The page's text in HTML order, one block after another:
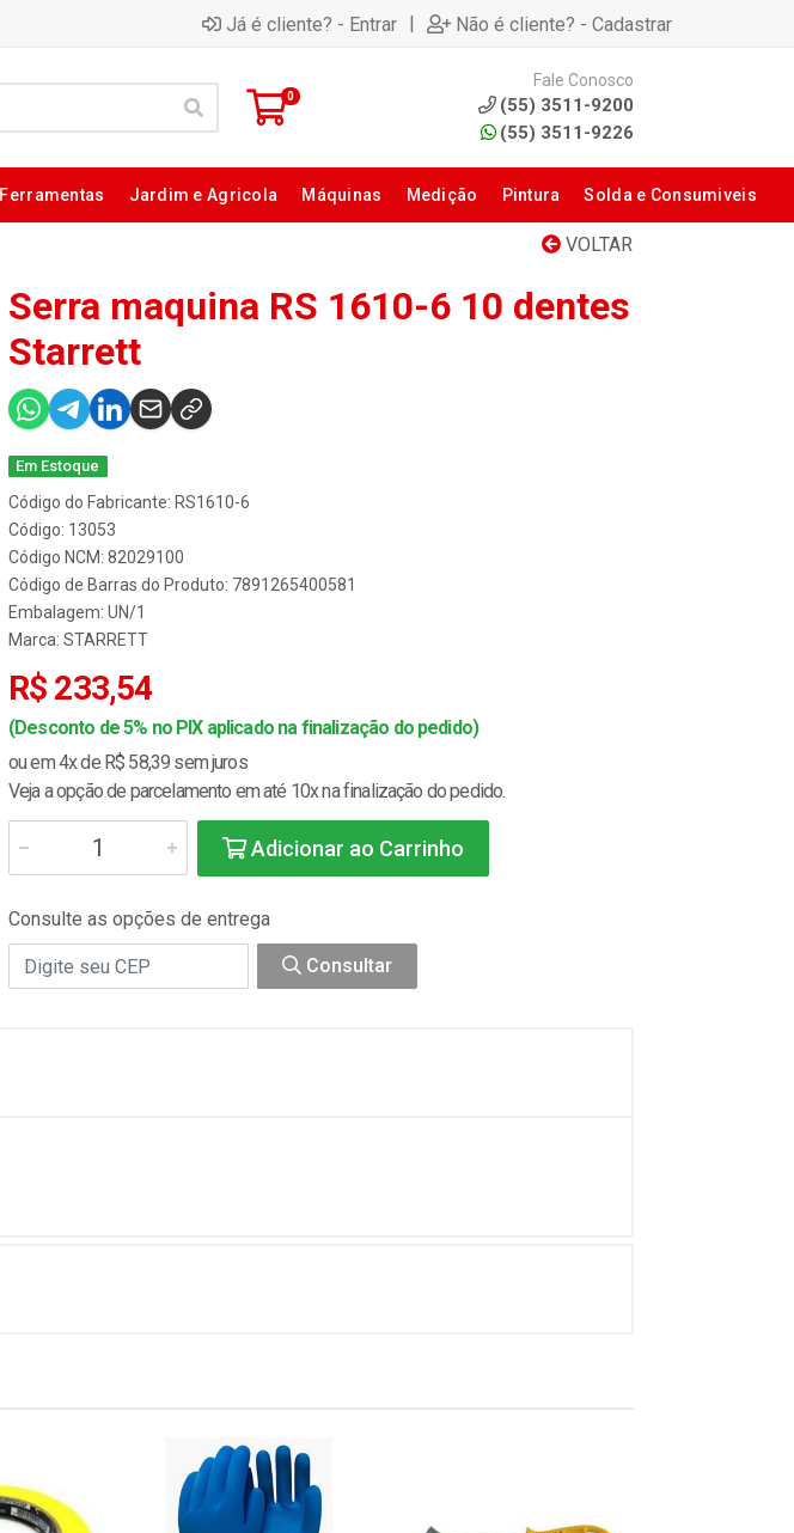
Já é cliente? - Entrar | Não é cliente? - Cadastrar
0
Fale Conosco
(55) 3511-9200
(55) 3511-9226
Ferramentas Jardim e Agricola Máquinas Medição Pintura Solda e Consumiveis
VOLTAR
Serra maquina RS 1610-6 10 dentes
Starrett
Em Estoque
Código do Fabricante: RS1610-6
Código: 13053
Código NCM: 82029100
Código de Barras do Produto: 7891265400581
Embalagem: UN/1
Marca: STARRETT
R$ 233,54
(Desconto de 5% no PIX aplicado na finalização do pedido)
ou em 4x de R$ 58,39 sem juros
Veja a opção de parcelamento em até 10x na finalização do pedido.
Adicionar ao Carrinho
Consulte as opções de entrega
Consultar